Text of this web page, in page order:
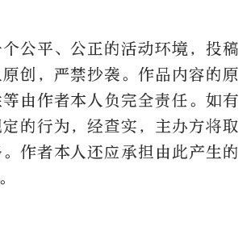
公平、公正的活动环境，投稿
创，严禁抄袭。作品内容的原
由作者本人负完全责任。如有
的行为，经查实，主办方将取
作者本人还应承担由此产生的